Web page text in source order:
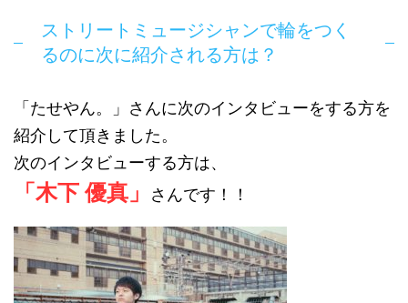
ストリートミュージシャンで輪をつく
るのに次に紹介される方は？
「たせやん。」さんに次のインタビューをする方を
紹介して頂きました。
次のインタビューする方は、
「木下 優真」 さんです！！